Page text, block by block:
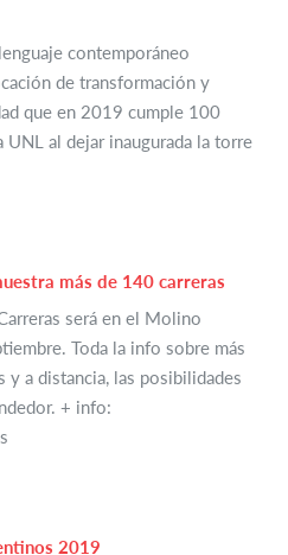
contemporáneo
de transformación y
que en 2019 cumple 100
UNL al dejar inaugurada la torre
más de 140 carreras
será en el Molino
Toda la info sobre más
y a distancia, las posibilidades
+ info:
2019